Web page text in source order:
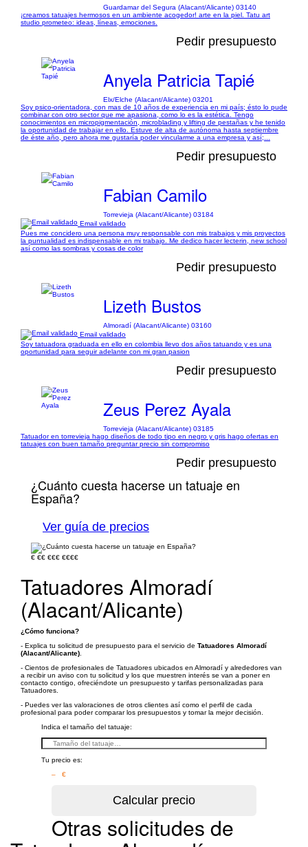
Guardamar del Segura (Alacant/Alicante) 03140
¡creamos tatuajes hermosos en un ambiente acogedor! arte en la piel. Tatu art
studio prometeo: ideas, líneas, emociones.
Pedir presupuesto
Anyela Patricia Tapié
Elx/Elche (Alacant/Alicante) 03201
Soy psico-orientadora, con mas de 10 años de experiencia en mi país; ésto lo pude
combinar con otro sector que me apasiona, como lo es la estética. Tengo
conocimientos en micropigmentación, microblading y lifting de pestañas y he tenido
la oportunidad de trabajar en ello. Estuve de alta de autónoma hasta septiembre
de éste año, pero ahora me gustaría poder vincularme a una empresa y así;...
Pedir presupuesto
Fabian Camilo
Torrevieja (Alacant/Alicante) 03184
Email validado
Pues me concidero una persona muy responsable con mis trabajos y mis proyectos
la puntualidad es indispensable en mi trabajo. Me dedico hacer lecterin, new school
así como las sombras y cosas de color
Pedir presupuesto
Lizeth Bustos
Almoradí (Alacant/Alicante) 03160
Email validado
Soy tatuadora graduada en ello en colombia llevo dos años tatuando y es una
oportunidad para seguir adelante con mi gran pasion
Pedir presupuesto
Zeus Perez Ayala
Torrevieja (Alacant/Alicante) 03185
Tatuador en torrevieja hago diseños de todo tipo en negro y gris hago ofertas en
tatuajes con buen tamaño preguntar precio sin compromiso
Pedir presupuesto
¿Cuánto cuesta hacerse un tatuaje en
España?
Ver guía de precios
€ €€ €€€ €€€€
Tatuadores Almoradí
(Alacant/Alicante)
¿Cómo funciona?
- Explica tu solicitud de presupuesto para el servicio de Tatuadores Almoradí
(Alacant/Alicante)
- Cientos de profesionales de Tatuadores ubicados en Almoradí y alrededores van
a recibir un aviso con tu solicitud y los que muestren interés se van a poner en
contacto contigo, ofreciéndote un presupuesto y tarifas personalizadas para
Tatuadores.
- Puedes ver las valoraciones de otros clientes así como el perfil de cada
profesional para poder comparar los presupuestos y tomar la mejor decisión.
Indica el tamaño del tatuaje:
Tu precio es:
– €
Otras solicitudes de